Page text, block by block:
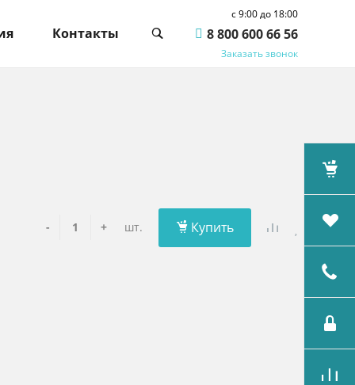
Контакты
c 9:00 до 18:00
8 800 600 66 56
Заказать звонок
- + шт. Купить